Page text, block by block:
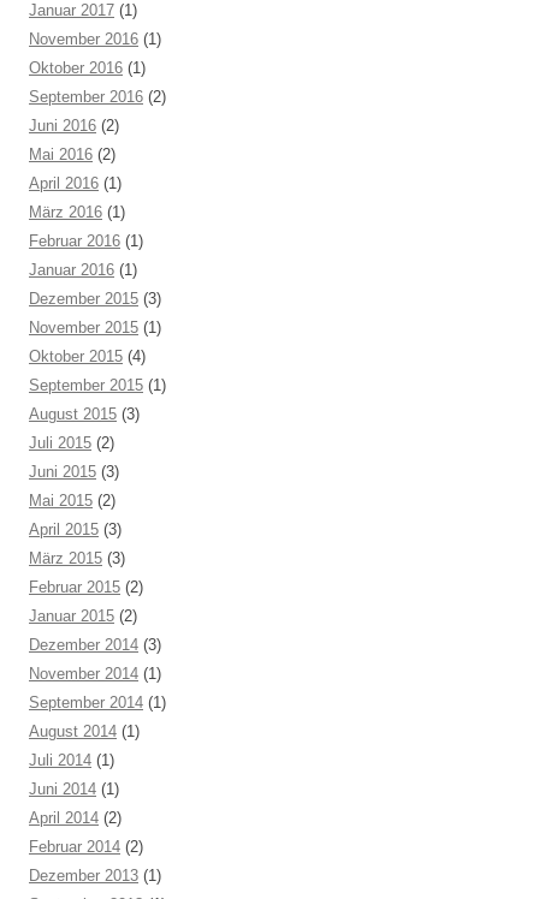
Januar 2017 (1)
November 2016 (1)
Oktober 2016 (1)
September 2016 (2)
Juni 2016 (2)
Mai 2016 (2)
April 2016 (1)
März 2016 (1)
Februar 2016 (1)
Januar 2016 (1)
Dezember 2015 (3)
November 2015 (1)
Oktober 2015 (4)
September 2015 (1)
August 2015 (3)
Juli 2015 (2)
Juni 2015 (3)
Mai 2015 (2)
April 2015 (3)
März 2015 (3)
Februar 2015 (2)
Januar 2015 (2)
Dezember 2014 (3)
November 2014 (1)
September 2014 (1)
August 2014 (1)
Juli 2014 (1)
Juni 2014 (1)
April 2014 (2)
Februar 2014 (2)
Dezember 2013 (1)